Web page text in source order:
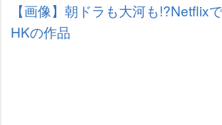
【画像】朝ドラも大河も!?Netflix
HKの作品